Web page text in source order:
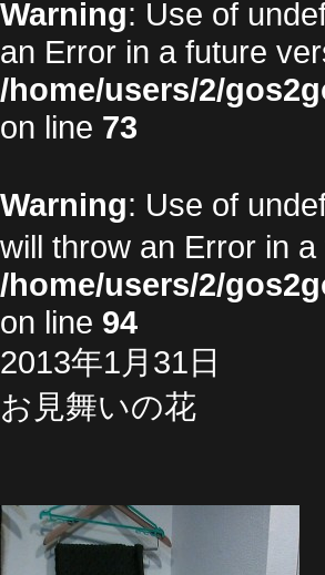
Warning: Use of
an Error in a future
/home/users/2/
on line 73
Warning: Use of
will throw an Error in
/home/users/2/
on line 94
2013年1月31日
お見舞いの花